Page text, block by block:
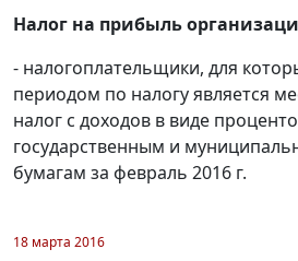
Налог на прибыль
- налогоплательщики, для
периодом по налогу является
налог с доходов в виде
государственным и
бумагам за февраль 2016 г.
18 марта 2016